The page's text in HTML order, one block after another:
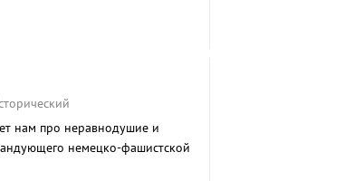
нам про неравнодушие и
немецко-фашистской